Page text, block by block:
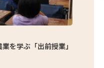
を学ぶ「出前授業」